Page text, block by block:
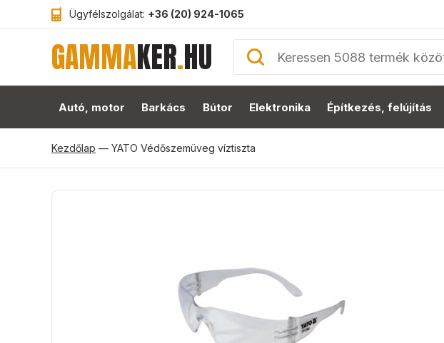
Ügyfélszolgálat: +36 (20) 924-1065
GAMMAKER.HU
Autó, motor Barkács Bútor Elektronika Építkezés, felújítás
Kezdőlap — YATO Védőszemüveg víztiszta